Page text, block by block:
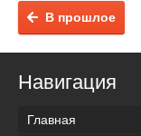
В прошлое
Навигация
Главная